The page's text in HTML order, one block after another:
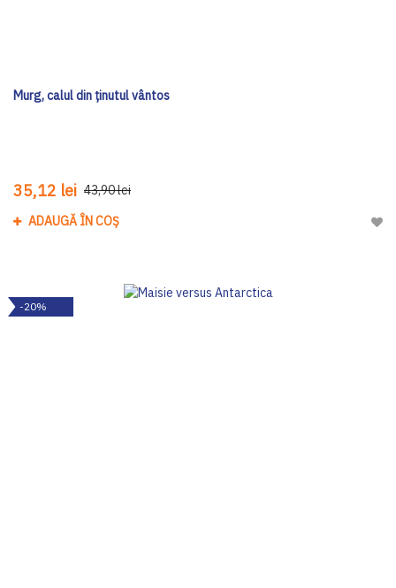
Murg, calul din ținutul vântos
35,12 lei 43,90 lei
ADAUGĂ ÎN COȘ
-20%